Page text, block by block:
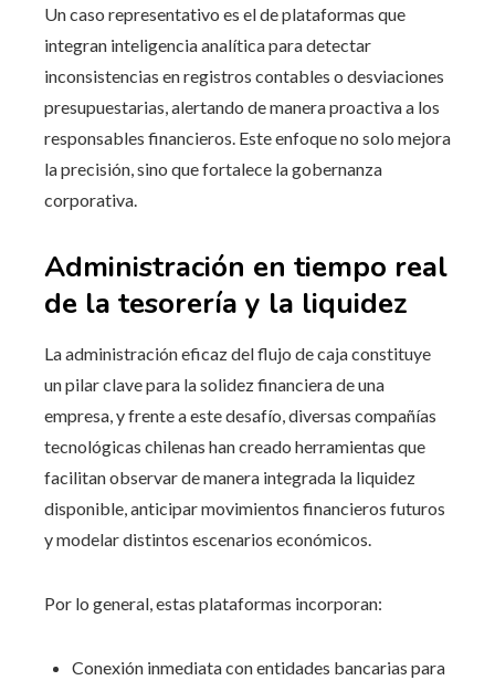
Un caso representativo es el de plataformas que
integran inteligencia analítica para detectar
inconsistencias en registros contables o desviaciones
presupuestarias, alertando de manera proactiva a los
responsables financieros. Este enfoque no solo mejora
la precisión, sino que fortalece la gobernanza
corporativa.
Administración en tiempo real
de la tesorería y la liquidez
La administración eficaz del flujo de caja constituye
un pilar clave para la solidez financiera de una
empresa, y frente a este desafío, diversas compañías
tecnológicas chilenas han creado herramientas que
facilitan observar de manera integrada la liquidez
disponible, anticipar movimientos financieros futuros
y modelar distintos escenarios económicos.
Por lo general, estas plataformas incorporan:
Conexión inmediata con entidades bancarias para